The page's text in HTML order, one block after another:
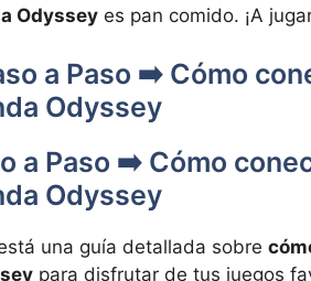
Odyssey es pan comido. ¡A
a Paso ➡️ Cómo
Odyssey
a Paso ➡️ Cómo
Odyssey
una guía detallada sobre
para disfrutar de tus juegos